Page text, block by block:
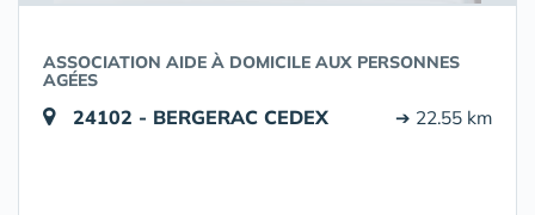
ASSOCIATION AIDE À DOMICILE AUX PERSONNES
AGÉES
24102 - BERGERAC CEDEX ➔ 22.55 km